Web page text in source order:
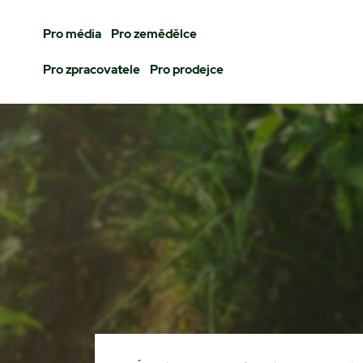
Pro média Pro zemědělce
Pro zpracovatele Pro prodejce